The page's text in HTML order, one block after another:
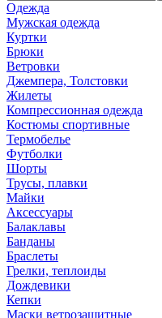
Одежда
Мужская одежда
Куртки
Брюки
Ветровки
Джемпера, Толстовки
Жилеты
Компрессионная одежда
Костюмы спортивные
Термобелье
Футболки
Шорты
Трусы, плавки
Майки
Аксессуары
Балаклавы
Банданы
Браслеты
Грелки, теплоиды
Дождевики
Кепки
Маски ветрозащитные